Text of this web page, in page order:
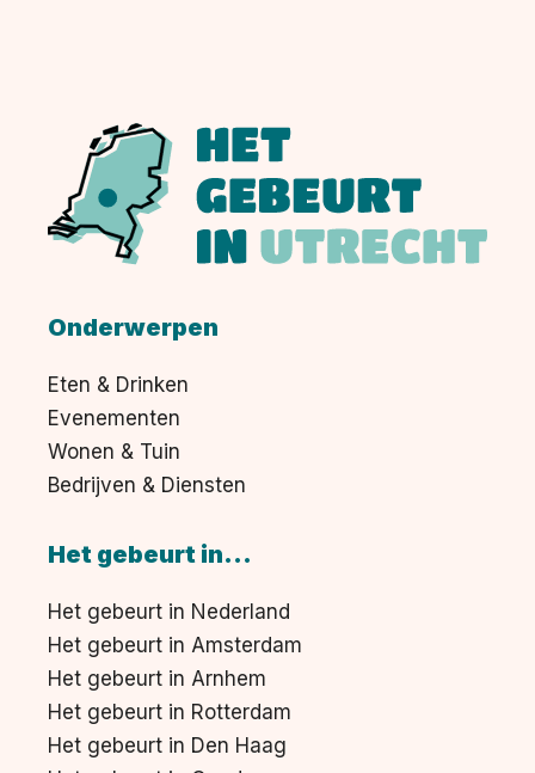
Onderwerpen
Eten & Drinken
Evenementen
Wonen & Tuin
Bedrijven & Diensten
Het gebeurt in...
Het gebeurt in Nederland
Het gebeurt in Amsterdam
Het gebeurt in Arnhem
Het gebeurt in Rotterdam
Het gebeurt in Den Haag